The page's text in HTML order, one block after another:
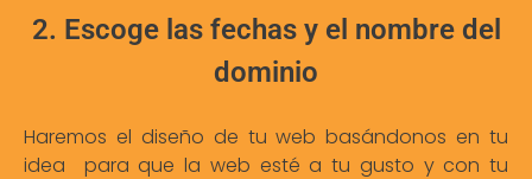
2. Escoge las fechas y el nombre del
dominio
Haremos el diseño de tu web basándonos en tu
idea para que la web esté a tu gusto y con tu